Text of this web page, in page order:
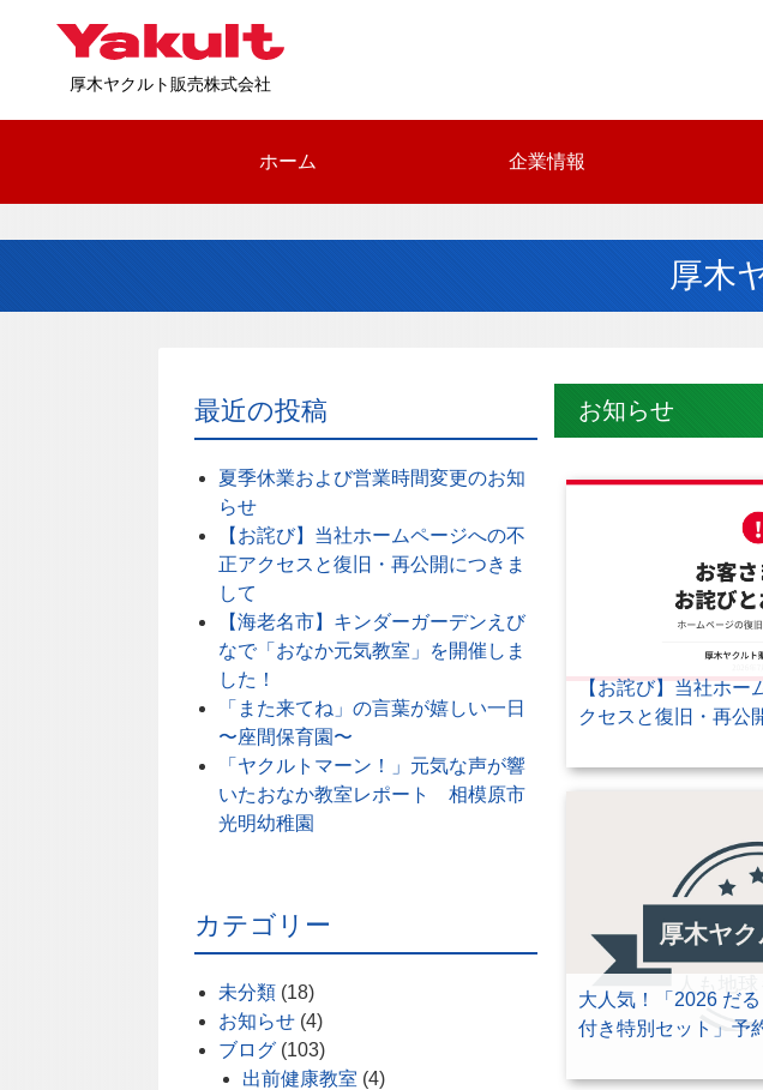
厚木ヤクルト販売株式会社
ホーム 企業情報
厚木
お知らせ
【お詫び】当社ホー
クセスと復旧・再公
大人気！「2026 だ
付き特別セット」予
最近の投稿
夏季休業および営業時間変更のお知
らせ
【お詫び】当社ホームページへの不
正アクセスと復旧・再公開につきま
して
【海老名市】キンダーガーデンえび
なで「おなか元気教室」を開催しま
した！
「また来てね」の言葉が嬉しい一日
〜座間保育園〜
「ヤクルトマーン！」元気な声が響
いたおなか教室レポート 相模原市
光明幼稚園
カテゴリー
未分類 (18)
お知らせ (4)
ブログ (103)
出前健康教室 (4)